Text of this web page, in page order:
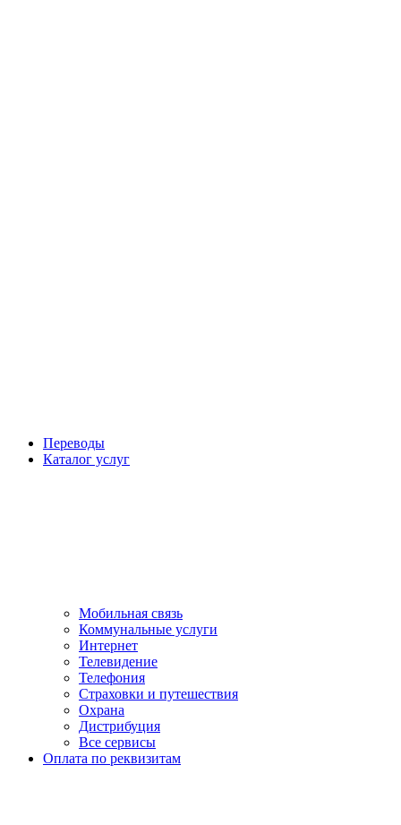
Переводы
Каталог услуг
Мобильная связь
Коммунальные услуги
Интернет
Телевидение
Телефония
Страховки и путешествия
Охрана
Дистрибуция
Все сервисы
Оплата по реквизитам